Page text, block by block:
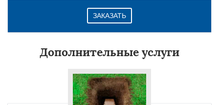
ЗАКАЗАТЬ
Дополнительные услуги